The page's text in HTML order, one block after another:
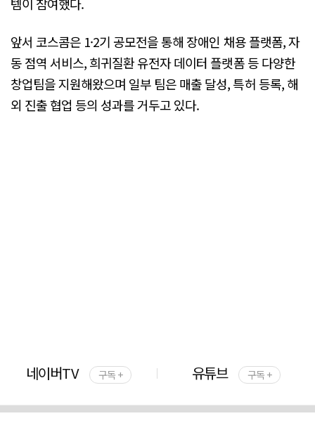
템이 참여했다.
앞서 코스콤은 1·2기 공모전을 통해 장애인 채용 플랫폼, 자
동 점역 서비스, 희귀질환 유전자 데이터 플랫폼 등 다양한
창업팀을 지원해왔으며 일부 팀은 매출 달성, 특허 등록, 해
외 진출 협업 등의 성과를 거두고 있다.
네이버TV 구독 + 유튜브 구독 +